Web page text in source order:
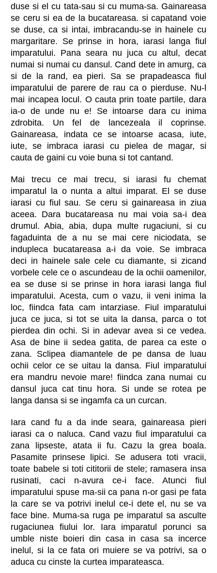
duse si el cu tata-sau si cu muma-sa. Gainareasa
se ceru si ea de la bucatareasa. si capatand voie
se duse, ca si intai, imbracandu-se in hainele cu
margaritare. Se prinse in hora, iarasi langa fiul
imparatului. Pana seara nu juca cu altul, decat
numai si numai cu dansul. Cand dete in amurg, ca
si de la rand, ea pieri. Sa se prapadeasca fiul
imparatului de parere de rau ca o pierduse. Nu-l
mai incapea locul. O cauta prin toate partile, dara
ia-o de unde nu e! Se intoarse dara cu inima
zdrobita. Un fel de lancezeala il coprinse.
Gainareasa, indata ce se intoarse acasa, iute,
iute, se imbraca iarasi cu pielea de magar, si
cauta de gaini cu voie buna si tot cantand.
Mai trecu ce mai trecu, si iarasi fu chemat
imparatul la o nunta a altui imparat. El se duse
iarasi cu fiul sau. Se ceru si gainareasa in ziua
aceea. Dara bucatareasa nu mai voia sa-i dea
drumul. Abia, abia, dupa multe rugaciuni, si cu
fagaduinta de a nu se mai cere niciodata, se
indupleca bucatareasa a-i da voie. Se imbraca
deci in hainele sale cele cu diamante, si zicand
vorbele cele ce o ascundeau de la ochii oamenilor,
ea se duse si se prinse in hora iarasi langa fiul
imparatului. Acesta, cum o vazu, ii veni inima la
loc, fiindca fata cam intarziase. Fiul imparatului
juca ce juca, si tot se uita la dansa, parca o tot
pierdea din ochi. Si in adevar avea si ce vedea.
Asa de bine ii sedea gatita, de parea ca este o
zana. Sclipea diamantele de pe dansa de luau
ochii celor ce se uitau la dansa. Fiul imparatului
era mandru nevoie mare! fiindca zana numai cu
dansul juca cat tinu hora. Si unde se rotea pe
langa dansa si se ingamfa ca un curcan.
Iara cand fu a da inde seara, gainareasa pieri
iarasi ca o naluca. Cand vazu fiul imparatului ca
zana lipseste, atata ii fu. Cazu la grea boala.
Pasamite prinsese lipici. Se adusera toti vracii,
toate babele si toti cititorii de stele; ramasera insa
rusinati, caci n-avura ce-i face. Atunci fiul
imparatului spuse ma-sii ca pana n-or gasi pe fata
la care se va potrivi inelul ce-i dete el, nu se va
face bine. Muma-sa ruga pe imparatul sa asculte
rugaciunea fiului lor. Iara imparatul porunci sa
umble niste boieri din casa in casa sa incerce
inelul, si la ce fata ori muiere se va potrivi, sa o
aduca cu cinste la curtea imparateasca.